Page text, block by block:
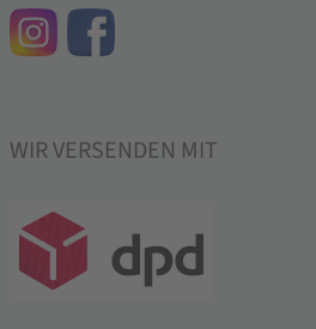
WIR VERSENDEN MIT